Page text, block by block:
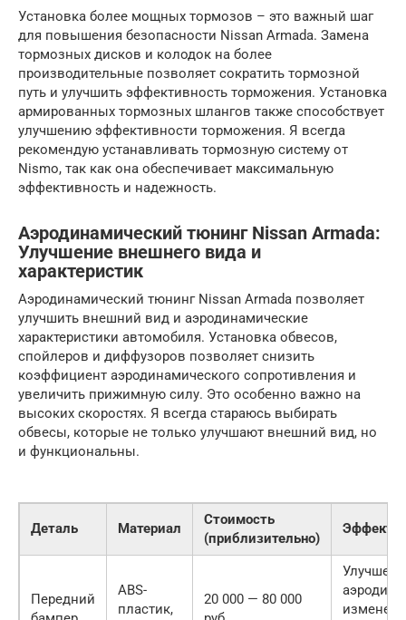
Установка более мощных тормозов – это важный шаг
для повышения безопасности Nissan Armada. Замена
тормозных дисков и колодок на более
производительные позволяет сократить тормозной
путь и улучшить эффективность торможения. Установка
армированных тормозных шлангов также способствует
улучшению эффективности торможения. Я всегда
рекомендую устанавливать тормозную систему от
Nismo, так как она обеспечивает максимальную
эффективность и надежность.
Аэродинамический тюнинг Nissan Armada:
Улучшение внешнего вида и
характеристик
Аэродинамический тюнинг Nissan Armada позволяет
улучшить внешний вид и аэродинамические
характеристики автомобиля. Установка обвесов,
спойлеров и диффузоров позволяет снизить
коэффициент аэродинамического сопротивления и
увеличить прижимную силу. Это особенно важно на
высоких скоростях. Я всегда стараюсь выбирать
обвесы, которые не только улучшают внешний вид, но
и функциональны.
Деталь Материал
Стоимость
(приблизительно)
Эффект
Передний
ABS-
пластик,
20 000 — 80 000